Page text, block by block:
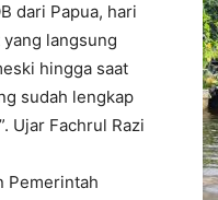
dari Papua, hari
langsung
hingga saat
sudah lengkap
Ujar Fachrul Razi
Pemerintah